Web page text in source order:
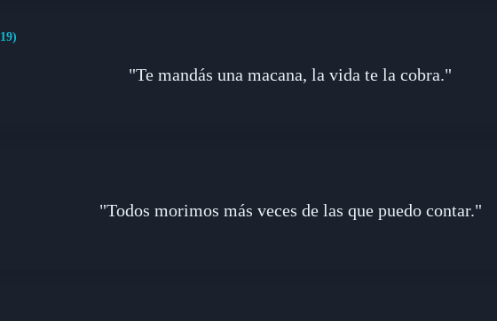
"Te mandás una macana, la vida te la cobra."
"Todos morimos más veces de las que puedo contar."